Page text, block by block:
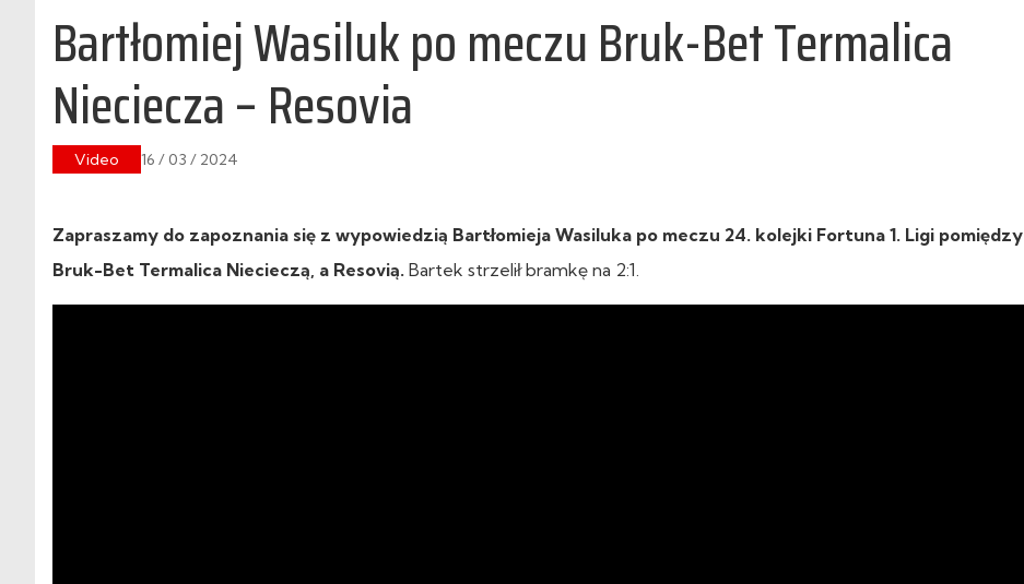
Bartłomiej Wasiluk po meczu Bruk-Bet Termalica
Nieciecza – Resovia
Video 16 / 03 / 2024
Zapraszamy do zapoznania się z wypowiedzią Bartłomieja Wasiluka po meczu 24. kolejki Fortuna 1. Ligi pomiędzy
Bruk-Bet Termalica Niecieczą, a Resovią. Bartek strzelił bramkę na 2:1.